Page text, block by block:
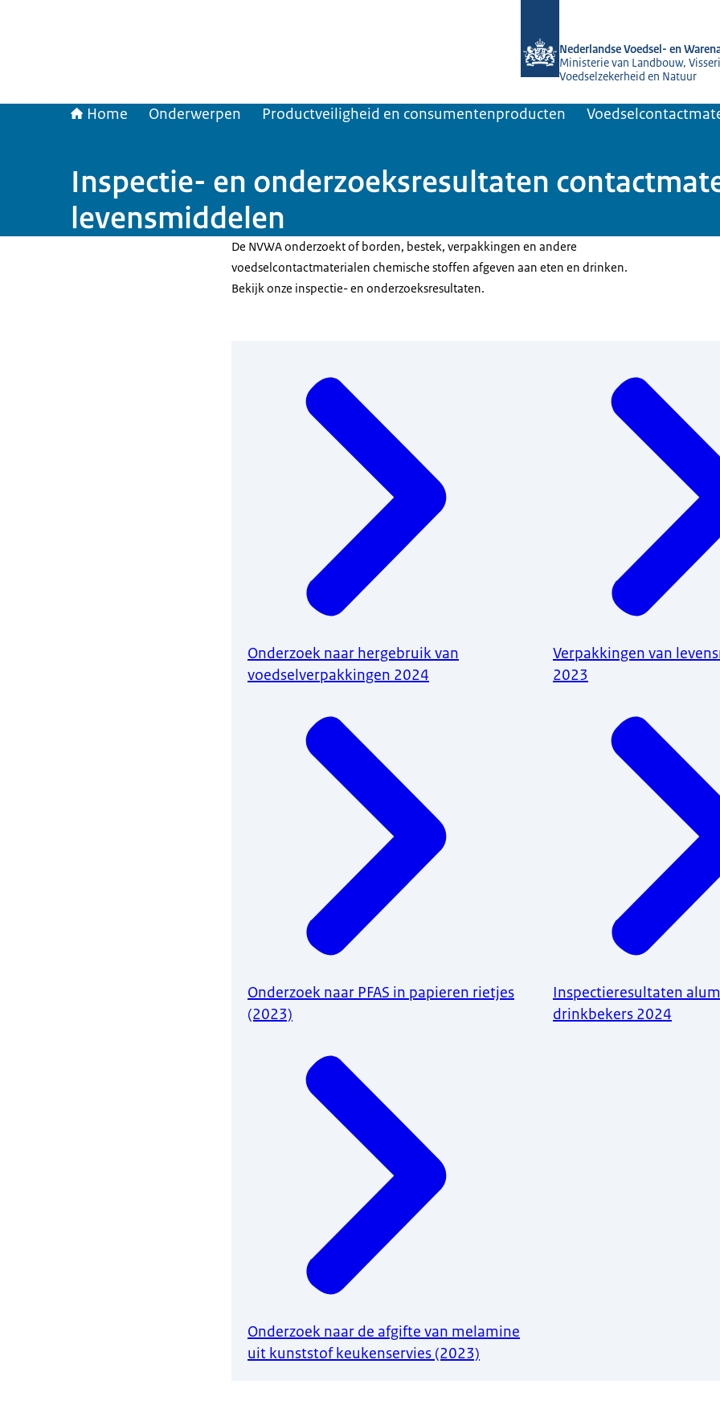
Nederlandse Voedsel- en
Ministerie van Landbouw,
Voedselzekerheid en Natuur
Home Onderwerpen Productveiligheid en consumentenproducten
Inspectie- en onderzoeksresultaten
levensmiddelen
De NVWA onderzoekt of borden, bestek, verpakkingen en andere
voedselcontactmaterialen chemische stoffen afgeven aan eten en drinken.
Bekijk onze inspectie- en onderzoeksresultaten.
Onderzoek naar hergebruik van
voedselverpakkingen 2024
Onderzoek naar PFAS in papieren rietjes
(2023)
Onderzoek naar de afgifte van melamine
uit kunststof keukenservies (2023)
Verpakkingen van
2023
Inspectieresultaten
drinkbekers 2024